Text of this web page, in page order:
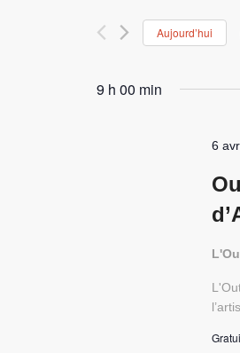
de
vues
ÉvènementsAujourd’hui
9 h 00 min
6